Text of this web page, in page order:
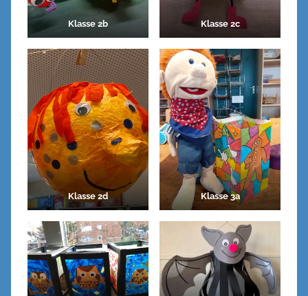
Klasse 2b Klasse 2c
Klasse 2d Klasse 3a